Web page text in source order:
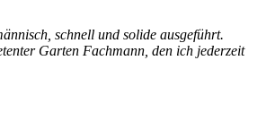
schnell und solide ausgeführt.
Garten Fachmann, den ich jederzeit